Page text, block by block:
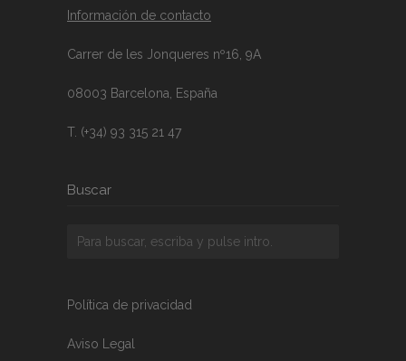
Información de contacto
Carrer de les Jonqueres nº16, 9A
08003 Barcelona, España
T. (+34) 93 315 21 47
Buscar
Política de privacidad
Aviso Legal